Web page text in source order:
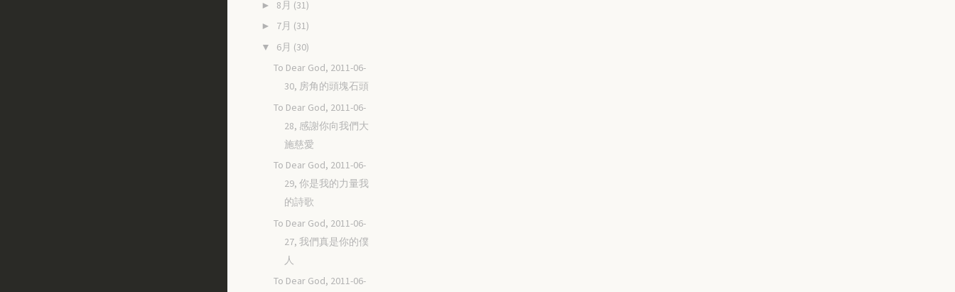
► 8月 (31)
► 7月 (31)
▼ 6月 (30)
To Dear God, 2011-06-
30, 房角的頭塊石頭
To Dear God, 2011-06-
28, 感謝你向我們大
施慈愛
To Dear God, 2011-06-
29, 你是我的力量我
的詩歌
To Dear God, 2011-06-
27, 我們真是你的僕
人
To Dear God, 2011-06-